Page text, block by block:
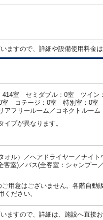
すので、詳細や設備使用料金
414室 セミダブル：0室 ツイ
コテージ：0室 特別室：0室
アフリールーム／コネクトルーム
プが異なります。
オル）／ヘアドライヤー／ナイ
室)／バス(全客室：シャンプー
用意はございません。各階自動
ださい。
すので、詳細は、施設へ直接お